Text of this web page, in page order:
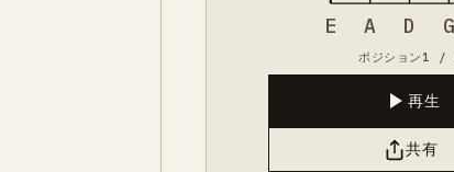
E A D G
ポジション1 /
再生
共有